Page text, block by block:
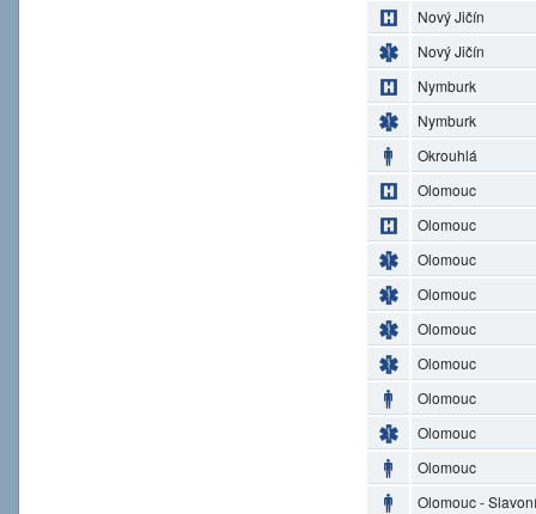
Nový Jičín
Nový Jičín
Nymburk
Nymburk
Okrouhlá
Olomouc
Olomouc
Olomouc
Olomouc
Olomouc
Olomouc
Olomouc
Olomouc
Olomouc
Olomouc -